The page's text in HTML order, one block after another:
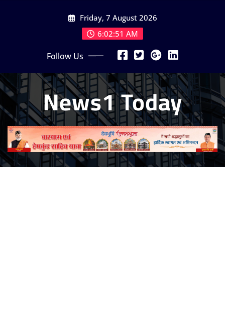
Friday, 7 August 2026
6:02:52 AM
Follow Us
News1 Today